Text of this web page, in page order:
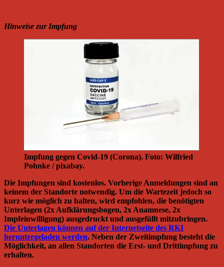
Hinweise zur Impfung
Impfung gegen Covid-19 (Corona). Foto: Wilfried
Pohnke / pixabay.
Die Impfungen sind kostenlos. Vorherige Anmeldungen sind an
keinem der Standorte notwendig. Um die Wartezeit jedoch so
kurz wie möglich zu halten, wird empfohlen, die benötigten
Unterlagen (2x Aufklärungsbogen, 2x Anamnese, 2x
Impfeinwilligung) ausgedruckt und ausgefüllt mitzubringen.
Die Unterlagen können auf der Internetseite des RKI
heruntergeladen werden. Neben der Zweitimpfung besteht die
Möglichkeit, an allen Standorten die Erst- und Drittimpfung zu
erhalten.